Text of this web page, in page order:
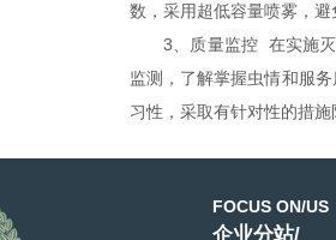
数，采用超低容量喷雾，
3、质量监控 在实施
监测，了解掌握虫情和服
习性，采取有针对性的措
FOCUS ON/US
企业分站/